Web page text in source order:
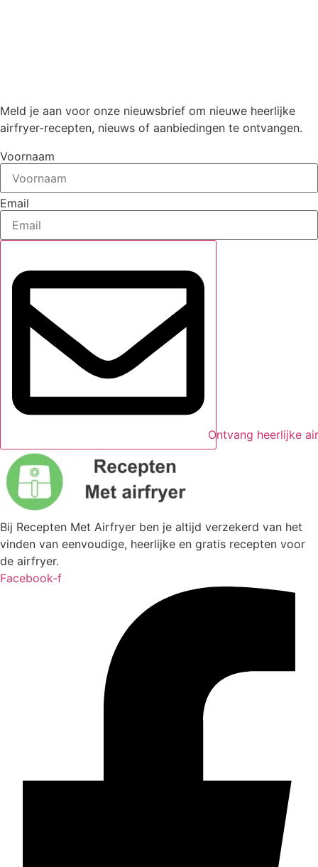
Meld je aan voor onze nieuwsbrief om nieuwe heerlijke
airfryer-recepten, nieuws of aanbiedingen te ontvangen.
Voornaam
Email
Ontvang heerlijke
Bij Recepten Met Airfryer ben je altijd verzekerd van het
vinden van eenvoudige, heerlijke en gratis recepten voor
de airfryer.
Facebook-f